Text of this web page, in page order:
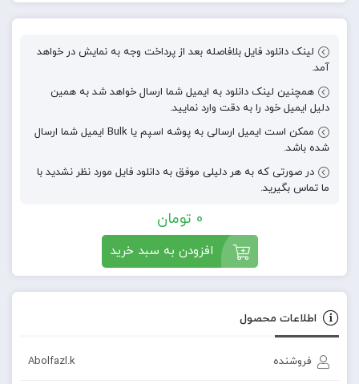
لینک دانلود فایل بلافاصله بعد از پرداخت وجه به نمایش در خواهد
آمد.
همچنین لینک دانلود به ایمیل شما ارسال خواهد شد به همین
دلیل ایمیل خود را به دقت وارد نمایید.
ممکن است ایمیل ارسالی به پوشه اسپم یا Bulk ایمیل شما ارسال
شده باشد.
در صورتی که به هر دلیلی موفق به دانلود فایل مورد نظر نشدید با
ما تماس بگیرید.
0 تومان
افزودن به سبد خرید
اطلاعات محصول
فروشنده Abolfazl.k